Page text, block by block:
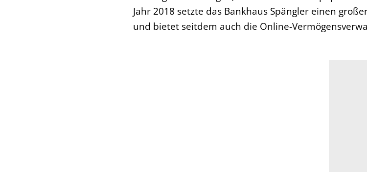
Jahr 2018 setzte das Bankhaus Spängler einen
und bietet seitdem auch die Online-